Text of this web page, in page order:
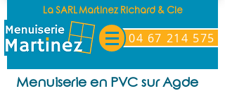
La SARL Martinez Richard & Cie
04 67 214 575
Menuiserie en PVC sur Agde